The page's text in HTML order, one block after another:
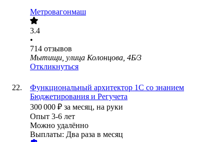
Метровагонмаш
3.4
•
714 отзывов
Мытищи, улица Колонцова, 4Б/3
Откликнуться
Функциональный архитектор 1С со знанием
Бюджетирования и Регучета
300 000 ₽ за месяц, на руки
Опыт 3-6 лет
Можно удалённо
Выплаты: Два раза в месяц